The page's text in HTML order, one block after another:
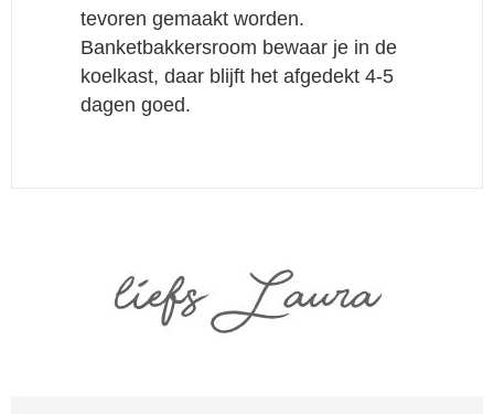
tevoren gemaakt worden.
Banketbakkersroom bewaar je in de
koelkast, daar blijft het afgedekt 4-5
dagen goed.